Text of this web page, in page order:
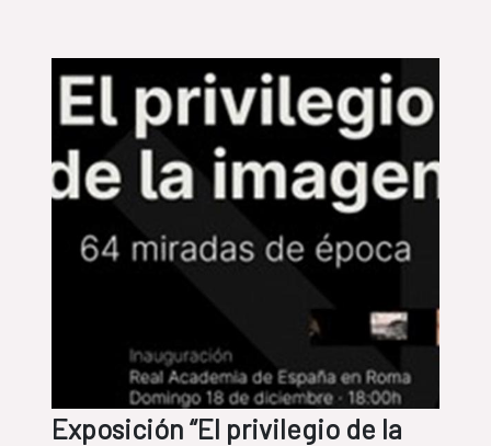
Exposición “El privilegio de la